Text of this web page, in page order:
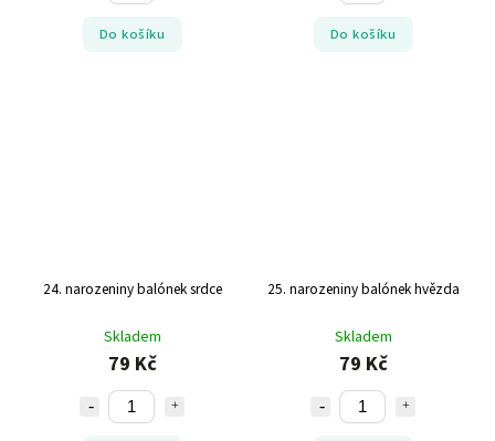
Do košíku Do košíku
24. narozeniny balónek srdce
Skladem
79 Kč
25. narozeniny balónek hvězda
Skladem
79 Kč